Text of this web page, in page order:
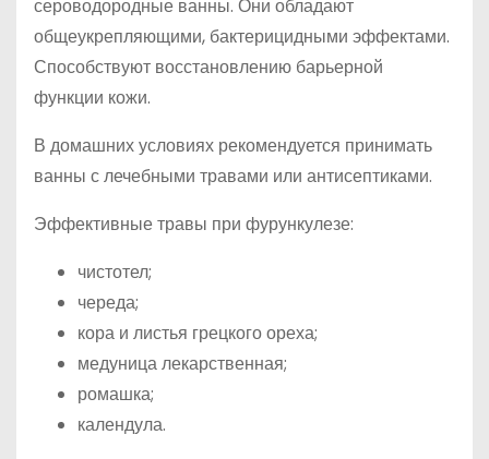
сероводородные ванны. Они обладают
общеукрепляющими, бактерицидными эффектами.
Способствуют восстановлению барьерной
функции кожи.
В домашних условиях рекомендуется принимать
ванны с лечебными травами или антисептиками.
Эффективные травы при фурункулезе:
чистотел;
череда;
кора и листья грецкого ореха;
медуница лекарственная;
ромашка;
календула.